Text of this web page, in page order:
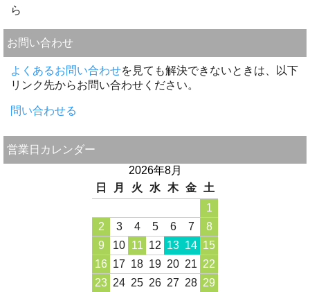
ら
お問い合わせ
よくあるお問い合わせを見ても解決できないときは、以下
リンク先からお問い合わせください。
問い合わせる
営業日カレンダー
2026年8月
日
月 火 水 木 金
土
1
2
3 4 5 6 7
8
9
10 11 12 13 14 15
16 17 18 19 20 21 22
23 24 25 26 27 28 29